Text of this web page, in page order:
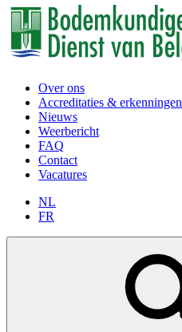
Over ons
Accreditaties & erkenningen
Nieuws
Weerbericht
FAQ
Contact
Vacatures
NL
FR